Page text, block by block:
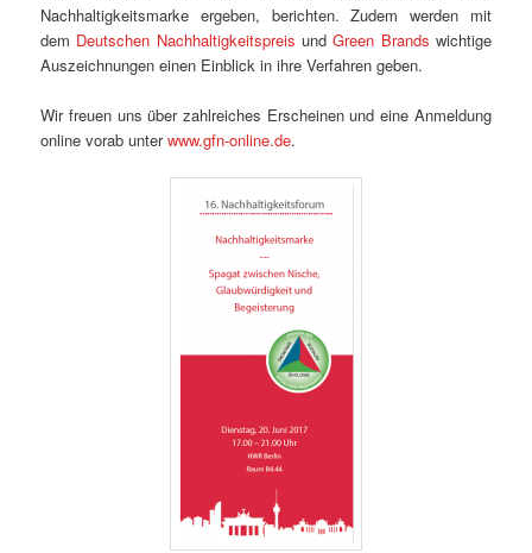
Nachhaltigkeitsmarke ergeben, berichten. Zudem werden mit
dem Deutschen Nachhaltigkeitspreis undGreen Brands wichtige
Auszeichnungen einen Einblick in ihre Verfahren geben.
Wir freuen uns über zahlreiches Erscheinen und eine Anmeldung
online vorab unterwww.gfn-online.de.